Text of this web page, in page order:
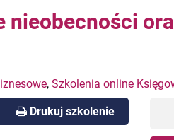
nieobecności
, Szkolenia online
Drukuj szkolenie